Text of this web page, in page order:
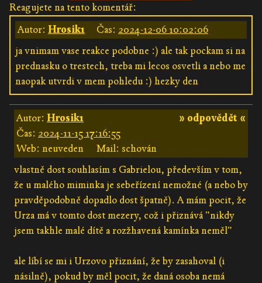
Reagujete na tento komentář:
Autor: Hrosik1 Čas: 2024-12-06 10:02:06
ja vnimam vase reakce podobne :) ale tak pockam si na
prednasku o trestech, treba mi lecos osvetli a nebo me
naopak utvrdi v mem pohledu :) hezky den
» odpovědět «
Autor: Hrosik1
Čas: 2024-11-15 17:16:55
Web: neuveden
Mail: schován
vlastně dost souhlasím s Gabrielou, především v tom,
že u malého miminka je sebeřízení nemožné (a nebo by
pravděpodobně dopadlo dost špatně). A mám pocit, že
Urza má v tomto dost mezery, což i přiznává "nikdy
jsem takhle malé dítě a rozžhavená kamínka neměl"
ale líbí se mi i Urzovo přiznání, že by zasahoval (i
násilně), pokud by měl pocit, že daná osoba nemá